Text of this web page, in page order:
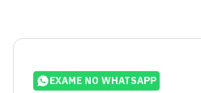
EXAME NO WHATSAPP